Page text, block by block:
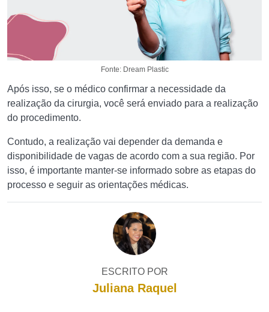
Fonte: Dream Plastic
Após isso, se o médico confirmar a necessidade da
realização da cirurgia, você será enviado para a realização
do procedimento.
Contudo, a realização vai depender da demanda e
disponibilidade de vagas de acordo com a sua região. Por
isso, é importante manter-se informado sobre as etapas do
processo e seguir as orientações médicas.
ESCRITO POR
Juliana Raquel